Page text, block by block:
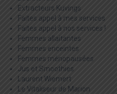
Extracteurs Kuvings
Faites appel à mes services
Faites appel à nos services !
Femmes allaitantes
Femmes enceintes
Femmes ménopausées
Jus et Smoothies
Laurent Wiemert
Le Vitaliseur de Marion